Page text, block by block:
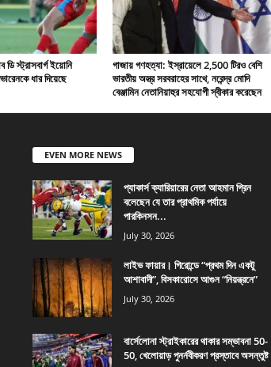
স্ট্রাসবার্গ ইয়োনি
ধার দিয়েছে
গাজায় গণহত্যা: ইস্রায়েলে 2,500 টিরও বেশি
ভারতীয় অস্ত্র সরবরাহের সাথে, নরেন্দ্র মোদি
বেঞ্জামিন নেতানিয়াহুর সহযোগী স্বীকার করেছেন
EVEN MORE NEWS
প্যাকার্স ক্যারিয়ারের নেতা আহমান গ্রিন
বলেছেন যে তার প্রাথমিক পর্যায়ে
পারকিনসন...
July 30, 2026
লাইভ ফায়ার। গিরোন্ডে “প্রথম দিন একটু
আশাবাদী”, বিসকারোসে আগুন “নিয়ন্ত্রনে”
July 30, 2026
বার্সেলোনা স্ট্রাইকারের থাকার সম্ভাবনা 50-
50, খেলোয়াড় পুনর্নবীকরণ প্রস্তাবে অসন্তুষ্ট